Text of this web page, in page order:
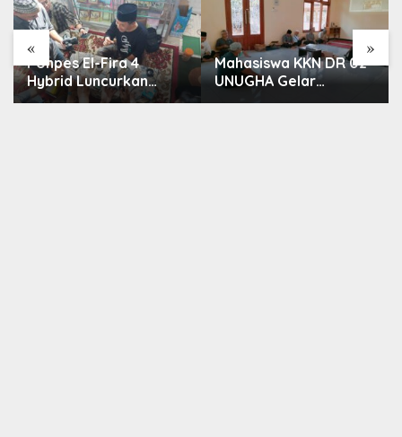
« »
Ponpes El-Fira 4
Hybrid Luncurkan
Program JunioSmart,
Mahasiswa KKN DR 02
UNUGHA Gelar